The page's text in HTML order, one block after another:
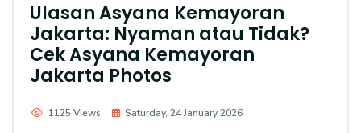
Ulasan Asyana Kemayoran
Jakarta: Nyaman atau Tidak?
Cek Asyana Kemayoran
Jakarta Photos
1125 Views Saturday, 24 January 2026